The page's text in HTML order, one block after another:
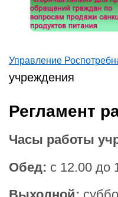
Управление
учреждения
Регламент
Часы работы
Обед: с 12.00 до